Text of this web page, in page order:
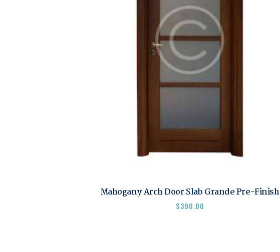
Mahogany Arch Door Slab Grande Pre-Finish
$390.00